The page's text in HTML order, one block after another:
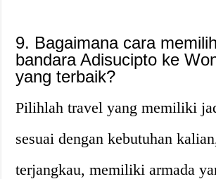
9. Bagaimana cara
bandara Adisucipto ke
yang terbaik?
Pilihlah travel yang memiliki
sesuai dengan kebutuhan
terjangkau, memiliki armada